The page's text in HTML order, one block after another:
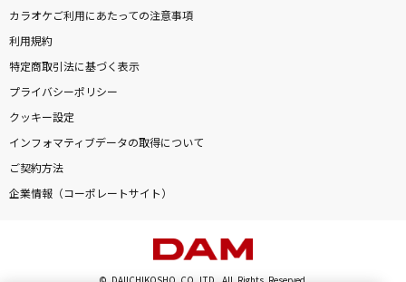
カラオケご利用にあたっての注意事項
利用規約
特定商取引法に基づく表示
プライバシーポリシー
クッキー設定
インフォマティブデータの取得について
ご契約方法
企業情報（コーポレートサイト）
© DAIICHIKOSHO CO.,LTD. All Rights Reserved.